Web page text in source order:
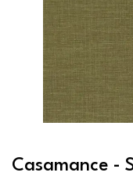
Casamance -